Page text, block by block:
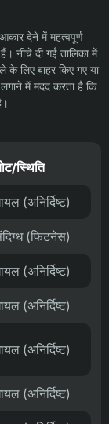
देने में महत्वपूर्ण
नीचे दी गई तालिका में
लिए बाहर किए गए या
में मदद करता है कि
स्थिति
(अनिर्दिष्ट)
(फिटनेस)
(अनिर्दिष्ट)
(अनिर्दिष्ट)
(अनिर्दिष्ट)
(अनिर्दिष्ट)